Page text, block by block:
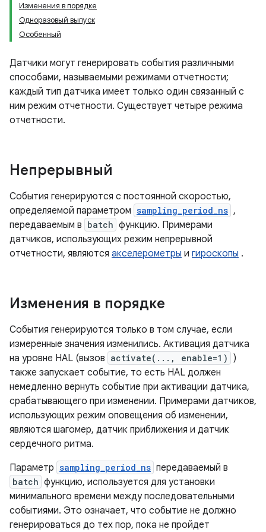
Изменения в порядке
Одноразовый выпуск
Особенный
Датчики могут генерировать события различными
способами, называемыми режимами отчетности;
каждый тип датчика имеет только один связанный с
ним режим отчетности. Существует четыре режима
отчетности.
Непрерывный
События генерируются с постоянной скоростью,
определяемой параметром sampling_period_ns ,
передаваемым в batch функцию. Примерами
датчиков, использующих режим непрерывной
отчетности, являются акселерометры и гироскопы .
Изменения в порядке
События генерируются только в том случае, если
измеренные значения изменились. Активация датчика
на уровне HAL (вызов activate(..., enable=1)
)
также запускает событие, то есть HAL должен
немедленно вернуть событие при активации датчика,
срабатывающего при изменении. Примерами датчиков,
использующих режим оповещения об изменении,
являются шагомер, датчик приближения и датчик
сердечного ритма.
Параметр sampling_period_ns передаваемый в
batch функцию, используется для установки
минимального времени между последовательными
событиями. Это означает, что событие не должно
генерироваться до тех пор, пока не пройдет